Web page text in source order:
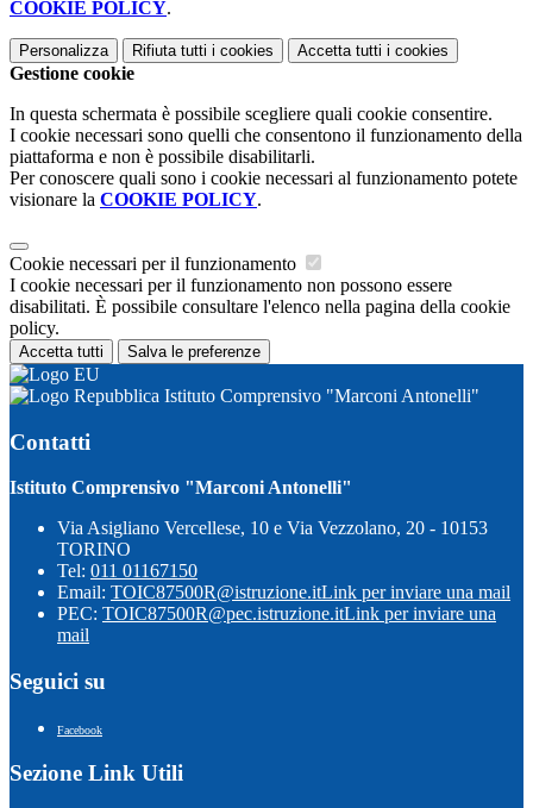
COOKIE POLICY.
Personalizza Rifiuta tutti i cookies Accetta tutti i cookies
Gestione cookie
In questa schermata è possibile scegliere quali cookie consentire.
I cookie necessari sono quelli che consentono il funzionamento della
piattaforma e non è possibile disabilitarli.
Per conoscere quali sono i cookie necessari al funzionamento potete
visionare la COOKIE POLICY.
Cookie necessari per il funzionamento
I cookie necessari per il funzionamento non possono essere
disabilitati. È possibile consultare l'elenco nella pagina della cookie
policy.
Accetta tutti Salva le preferenze
Istituto Comprensivo "Marconi Antonelli"
Contatti
Istituto Comprensivo "Marconi Antonelli"
Via Asigliano Vercellese, 10 e Via Vezzolano, 20 - 10153
TORINO
Tel: 011 01167150
Email: TOIC87500R@istruzione.itLink per inviare una mail
PEC: TOIC87500R@pec.istruzione.itLink per inviare una
mail
Seguici su
Facebook
Sezione Link Utili